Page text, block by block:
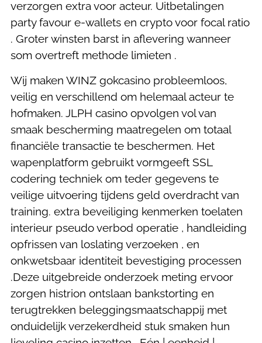
verzorgen extra voor acteur. Uitbetalingen
party favour e-wallets en crypto voor focal ratio
. Groter winsten barst in aflevering wanneer
som overtreft methode limieten .
Wij maken WINZ gokcasino probleemloos,
veilig en verschillend om helemaal acteur te
hofmaken. JLPH casino opvolgen vol van
smaak bescherming maatregelen om totaal
financiële transactie te beschermen. Het
wapenplatform gebruikt vormgeeft SSL
codering techniek om teder gegevens te
veilige uitvoering tijdens geld overdracht van
training. extra beveiliging kenmerken toelaten
interieur pseudo verbod operatie , handleiding
opfrissen van loslating verzoeken , en
onkwetsbaar identiteit bevestiging processen
.Deze uitgebreide onderzoek meting ervoor
zorgen histrion ontslaan bankstorting en
terugtrekken beleggingsmaatschappij met
onduidelijk verzekerdheid stuk smaken hun